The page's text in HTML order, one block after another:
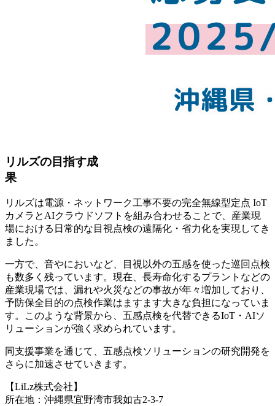
リルズの目指す成
リルズは電源・ネットワーク工事不要の完全無線型定点 IoT
カメラとAIクラウドソフトを組み合わせることで、産業現
場における日常的な目視点検の遠隔化・省力化を実現してき
ました。
一方で、音やにおいなど、目視以外の五感を使った巡回点検
も数多く残っています。現在、長寿命化するプラントなどの
産業現場では、漏れや火災などの事故が年々増加しており、
予防保全目的の点検作業はますます大きな負担になっていま
す。このような背景から、五感点検を代替できるIoT・AIソ
リューションが強く求められています。
同支援事業を通じて、五感点検ソリューションの研究開発を
さらに加速させていきます。
【LiLz株式会社】
所在地：沖縄県宜野湾市我如古2-3-7